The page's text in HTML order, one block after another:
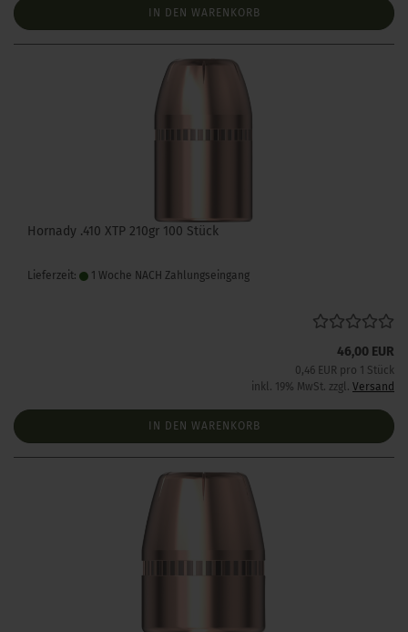
IN DEN WARENKORB
Hornady .410 XTP 210gr 100 Stück
Lieferzeit: 1 Woche NACH Zahlungseingang
46,00 EUR
0,46 EUR pro 1 Stück
inkl. 19% MwSt. zzgl. Versand
IN DEN WARENKORB